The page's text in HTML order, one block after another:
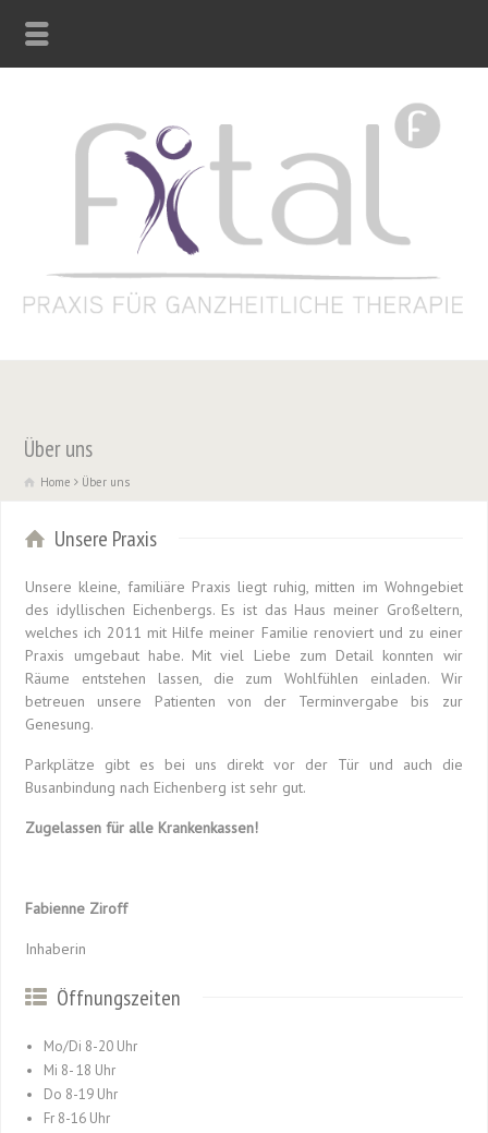
Über uns
Home Über uns
Unsere Praxis
Unsere kleine, familiäre Praxis liegt ruhig, mitten im Wohngebiet
des idyllischen Eichenbergs. Es ist das Haus meiner Großeltern,
welches ich 2011 mit Hilfe meiner Familie renoviert und zu einer
Praxis umgebaut habe. Mit viel Liebe zum Detail konnten wir
Räume entstehen lassen, die zum Wohlfühlen einladen. Wir
betreuen unsere Patienten von der Terminvergabe bis zur
Genesung.
Parkplätze gibt es bei uns direkt vor der Tür und auch die
Busanbindung nach Eichenberg ist sehr gut.
Zugelassen für alle Krankenkassen!
Fabienne Ziroff
Inhaberin
Öffnungszeiten
Mo/Di 8-20 Uhr
Mi 8- 18 Uhr
Do 8-19 Uhr
Fr 8-16 Uhr